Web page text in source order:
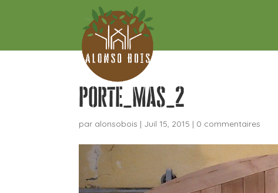
porte_mas_2
par alonsobois | Juil 15, 2015 | 0 commentaires